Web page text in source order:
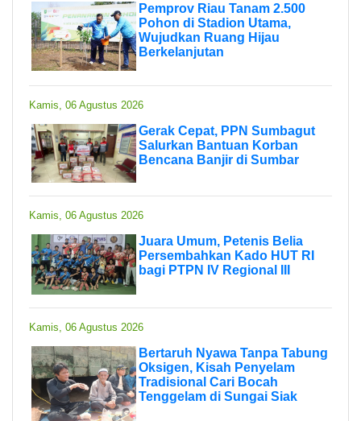
Pemprov Riau Tanam 2.500
Pohon di Stadion Utama,
Wujudkan Ruang Hijau
Berkelanjutan
Kamis, 06 Agustus 2026
Gerak Cepat, PPN Sumbagut
Salurkan Bantuan Korban
Bencana Banjir di Sumbar
Kamis, 06 Agustus 2026
Juara Umum, Petenis Belia
Persembahkan Kado HUT RI
bagi PTPN IV Regional III
Kamis, 06 Agustus 2026
Bertaruh Nyawa Tanpa Tabung
Oksigen, Kisah Penyelam
Tradisional Cari Bocah
Tenggelam di Sungai Siak